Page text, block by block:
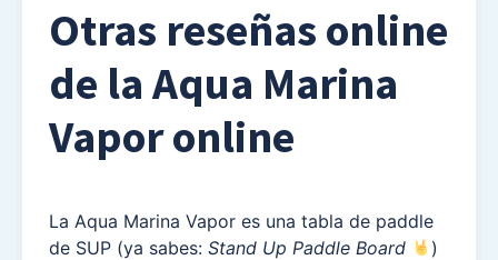
Otras reseñas online
de la Aqua Marina
Vapor online
La Aqua Marina Vapor es una tabla de paddle
de SUP (ya sabes: Stand Up Paddle Board
)